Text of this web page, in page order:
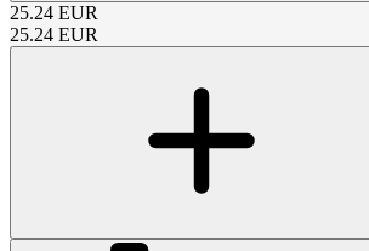
25.24 EUR
25.24 EUR